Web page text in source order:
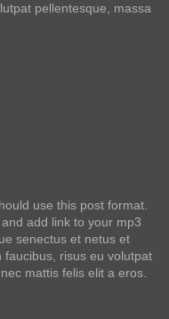
pellentesque, massa
use this post format.
add link to your mp3
senectus et netus et
risus eu volutpat
mattis felis elit a eros.